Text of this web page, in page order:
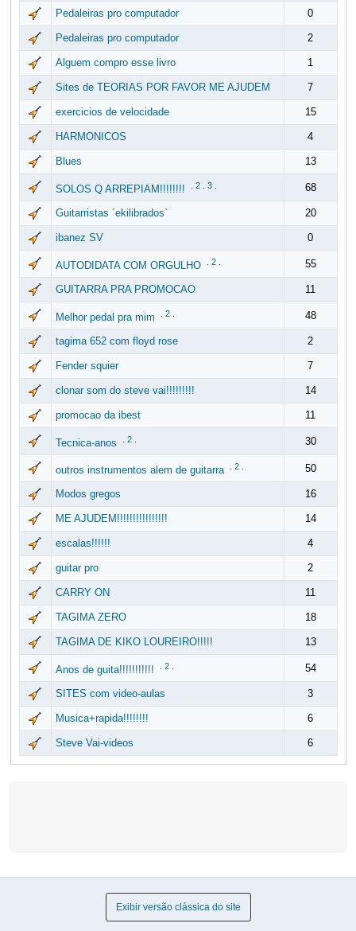
Pedaleiras pro computador 0
Pedaleiras pro computador 2
Alguem compro esse livro 1
Sites de TEORIAS POR FAVOR ME AJUDEM 7
exercicios de velocidade 15
HARMONICOS 4
Blues 13
SOLOS Q ARREPIAM!!!!!!!! 2. 3. 68
Guitarristas ´ekilibrados` 20
ibanez SV 0
AUTODIDATA COM ORGULHO 2. 55
GUITARRA PRA PROMOCAO 11
Melhor pedal pra mim 2. 48
tagima 652 com floyd rose 2
Fender squier 7
clonar som do steve vai!!!!!!!!! 14
promocao da ibest 11
Tecnica-anos 2. 30
outros instrumentos alem de guitarra 2. 50
Modos gregos 16
ME AJUDEM!!!!!!!!!!!!!!!! 14
escalas!!!!!! 4
guitar pro 2
CARRY ON 11
TAGIMA ZERO 18
TAGIMA DE KIKO LOUREIRO!!!!! 13
Anos de guita!!!!!!!!!!! 2. 54
SITES com video-aulas 3
Musica+rapida!!!!!!!! 6
Steve Vai-videos 6
Exibir versão clássica do site